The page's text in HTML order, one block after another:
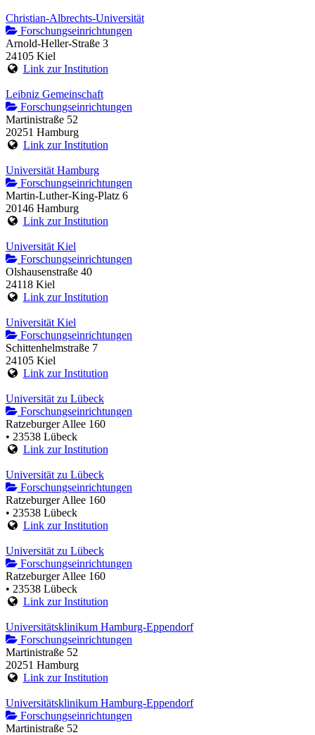
Christian-Albrechts-Universität
Forschungseinrichtungen
Arnold-Heller-Straße 3
24105 Kiel
Link zur Institution
Leibniz Gemeinschaft
Forschungseinrichtungen
Martinistraße 52
20251 Hamburg
Link zur Institution
Universität Hamburg
Forschungseinrichtungen
Martin-Luther-King-Platz 6
20146 Hamburg
Link zur Institution
Universität Kiel
Forschungseinrichtungen
Olshausenstraße 40
24118 Kiel
Link zur Institution
Universität Kiel
Forschungseinrichtungen
Schittenhelmstraße 7
24105 Kiel
Link zur Institution
Universität zu Lübeck
Forschungseinrichtungen
Ratzeburger Allee 160
• 23538 Lübeck
Link zur Institution
Universität zu Lübeck
Forschungseinrichtungen
Ratzeburger Allee 160
• 23538 Lübeck
Link zur Institution
Universität zu Lübeck
Forschungseinrichtungen
Ratzeburger Allee 160
• 23538 Lübeck
Link zur Institution
Universitätsklinikum Hamburg-Eppendorf
Forschungseinrichtungen
Martinistraße 52
20251 Hamburg
Link zur Institution
Universitätsklinikum Hamburg-Eppendorf
Forschungseinrichtungen
Martinistraße 52